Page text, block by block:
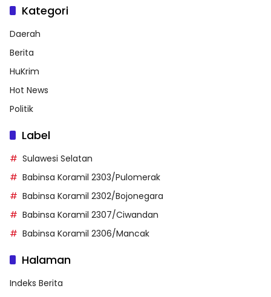
Kategori
Daerah
Berita
HuKrim
Hot News
Politik
Label
Sulawesi Selatan
Babinsa Koramil 2303/Pulomerak
Babinsa Koramil 2302/Bojonegara
Babinsa Koramil 2307/Ciwandan
Babinsa Koramil 2306/Mancak
Halaman
Indeks Berita